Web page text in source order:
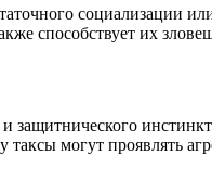
социализации
способствует их
защитнического
могут проявлять